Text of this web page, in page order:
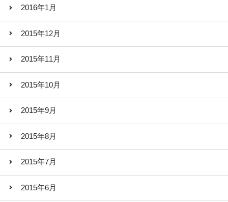
2016年1月
2015年12月
2015年11月
2015年10月
2015年9月
2015年8月
2015年7月
2015年6月